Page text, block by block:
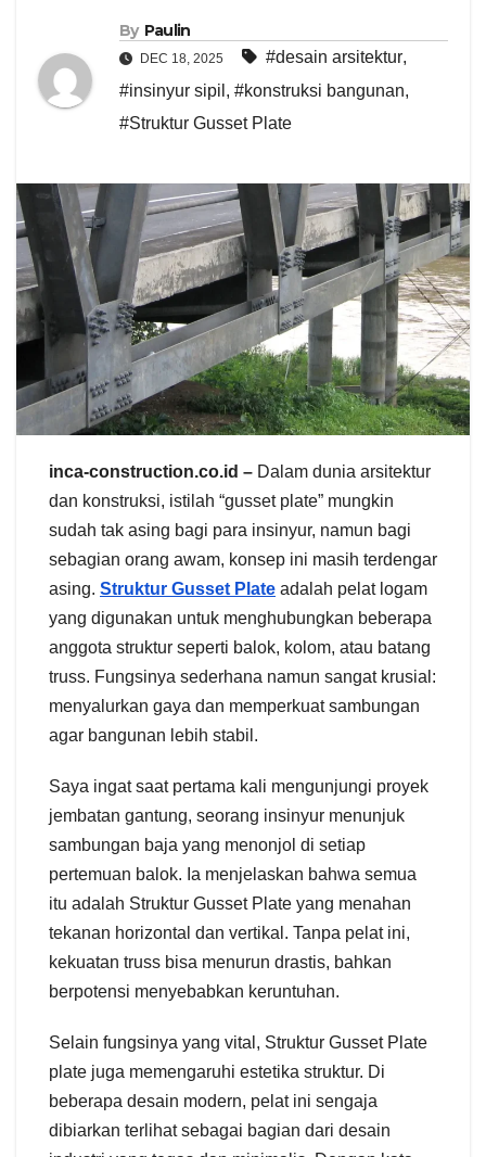
By Paulin
DEC 18, 2025 #desain arsitektur,
#insinyur sipil , #konstruksi bangunan,
#Struktur Gusset Plate
inca-construction.co.id – Dalam dunia arsitektur
dan konstruksi, istilah “gusset plate” mungkin
sudah tak asing bagi para insinyur, namun bagi
sebagian orang awam, konsep ini masih terdengar
asing. Struktur Gusset Plate adalah pelat logam
yang digunakan untuk menghubungkan beberapa
anggota struktur seperti balok, kolom, atau batang
truss. Fungsinya sederhana namun sangat krusial:
menyalurkan gaya dan memperkuat sambungan
agar bangunan lebih stabil.
Saya ingat saat pertama kali mengunjungi proyek
jembatan gantung, seorang insinyur menunjuk
sambungan baja yang menonjol di setiap
pertemuan balok. Ia menjelaskan bahwa semua
itu adalah Struktur Gusset Plate yang menahan
tekanan horizontal dan vertikal. Tanpa pelat ini,
kekuatan truss bisa menurun drastis, bahkan
berpotensi menyebabkan keruntuhan.
Selain fungsinya yang vital, Struktur Gusset Plate
plate juga memengaruhi estetika struktur. Di
beberapa desain modern, pelat ini sengaja
dibiarkan terlihat sebagai bagian dari desain